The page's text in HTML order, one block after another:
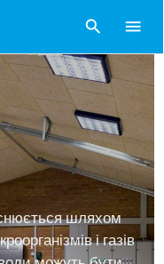
search menu
шляхом
і газів